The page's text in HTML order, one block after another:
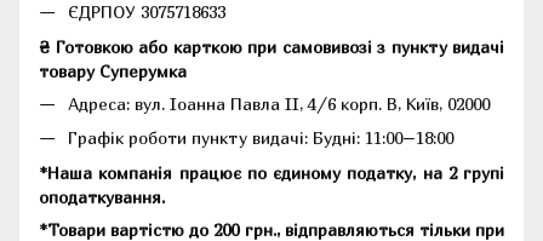
ЄДРПОУ 3075718633
₴ Готовкою або карткою при самовивозі з пункту видачі
товару Суперумка
Адреса: вул. Іоанна Павла II, 4/6 корп. В, Київ, 02000
Графік роботи пункту видачі: Будні: 11:00–18:00
*Наша компанія працює по єдиному податку, на 2 групі
оподаткування.
*Товари вартістю до 200 грн., відправляються тільки при